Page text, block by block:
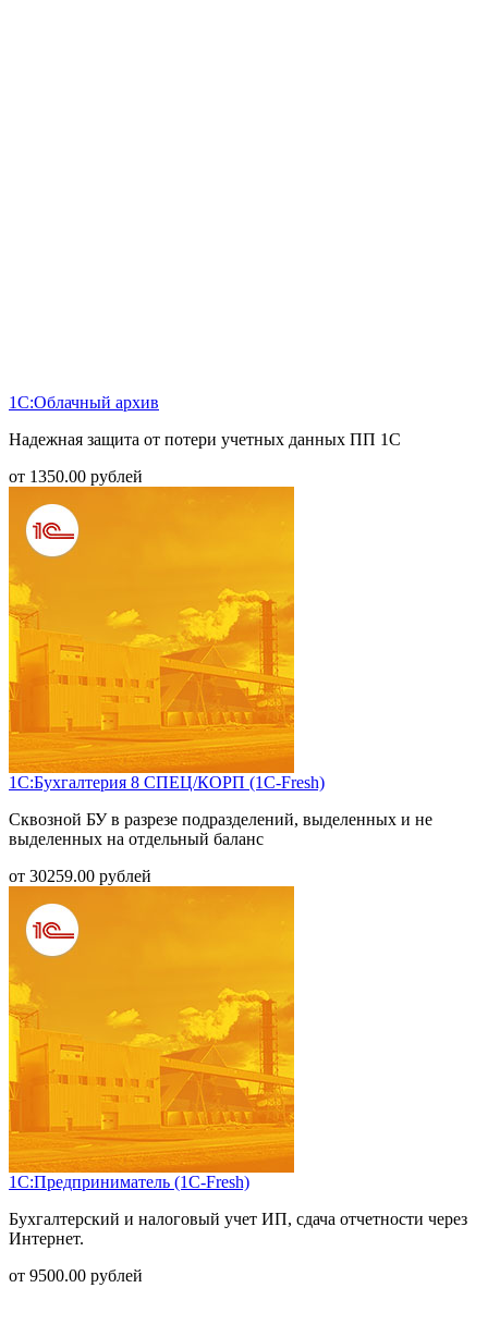
1С:Облачный архив
Надежная защита от потери учетных данных ПП 1С
от 1350.00 рублей
1С:Бухгалтерия 8 СПЕЦ/КОРП (1С-Fresh)
Сквозной БУ в разрезе подразделений, выделенных и не
выделенных на отдельный баланс
от 30259.00 рублей
1С:Предприниматель (1С-Fresh)
Бухгалтерский и налоговый учет ИП, сдача отчетности через
Интернет.
от 9500.00 рублей